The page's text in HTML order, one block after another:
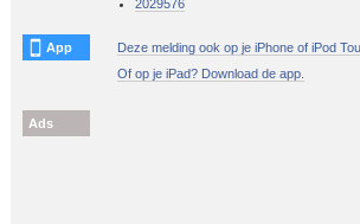
2029576
App
Deze melding ook op je iPhone of iPod
Of op je iPad? Download de app.
Ads